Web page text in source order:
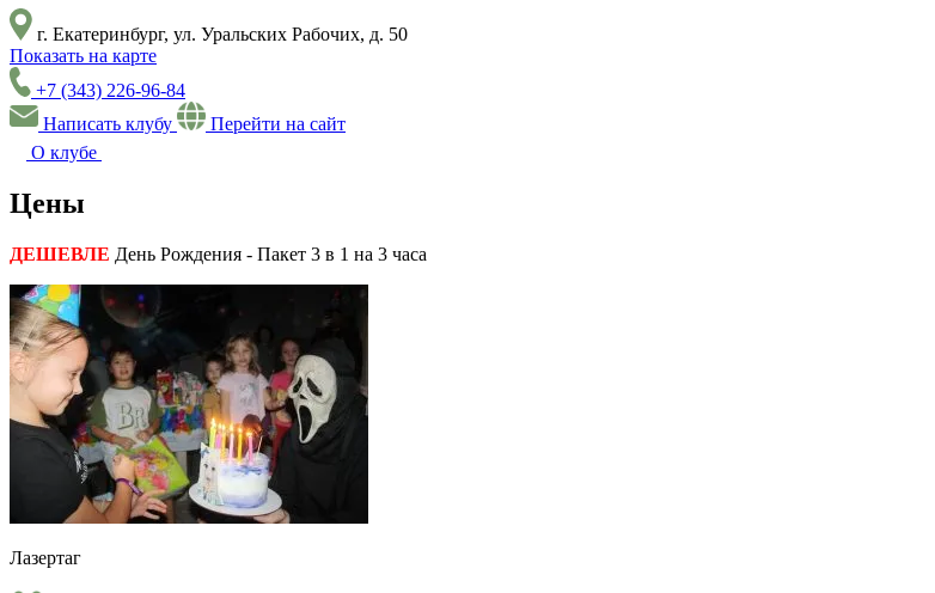
г. Екатеринбург, ул. Уральских Рабочих, д. 50
Показать на карте
+7 (343) 226-96-84
Написать клубу
Перейти на сайт
О клубе
Цены
ДЕШЕВЛЕ День Рождения - Пакет 3 в 1 на 3 часа
Лазертаг